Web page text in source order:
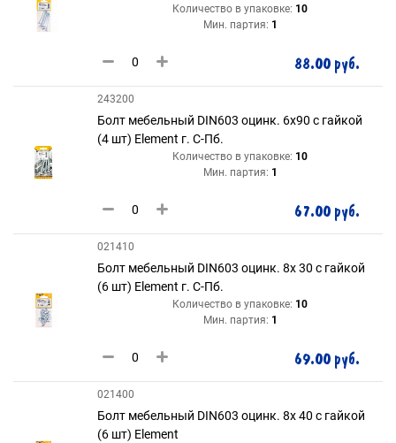
Количество в упаковке: 10
Мин. партия: 1
88.00 руб.
243200
Болт мебельный DIN603 оцинк. 6х90 с гайкой
(4 шт) Element г. С-Пб.
Количество в упаковке: 10
Мин. партия: 1
67.00 руб.
021410
Болт мебельный DIN603 оцинк. 8х 30 с гайкой
(6 шт) Element г. С-Пб.
Количество в упаковке: 10
Мин. партия: 1
69.00 руб.
021400
Болт мебельный DIN603 оцинк. 8х 40 с гайкой
(6 шт) Element